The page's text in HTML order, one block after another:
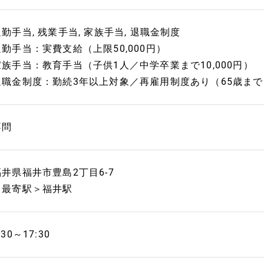
手当, 残業手当, 家族手当, 退職金制度
手当：実費支給（上限50,000円）
手当：教育手当（子供1人／中学卒業まで10,000円）
職金制度：勤続3年以上対象／再雇用制度あり（65歳ま
井県福井市豊島2丁目6-7
寄駅＞福井駅
～17:30